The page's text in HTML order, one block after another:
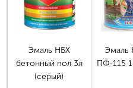
Эмаль НБХ
бетонный пол 3л
(серый)
Эмаль
ПФ-115